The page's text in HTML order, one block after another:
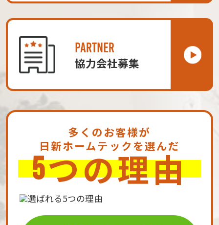
PARTNER
協力会社募集
多くのお客様が
日新ホームテックを選んだ
5つの理由